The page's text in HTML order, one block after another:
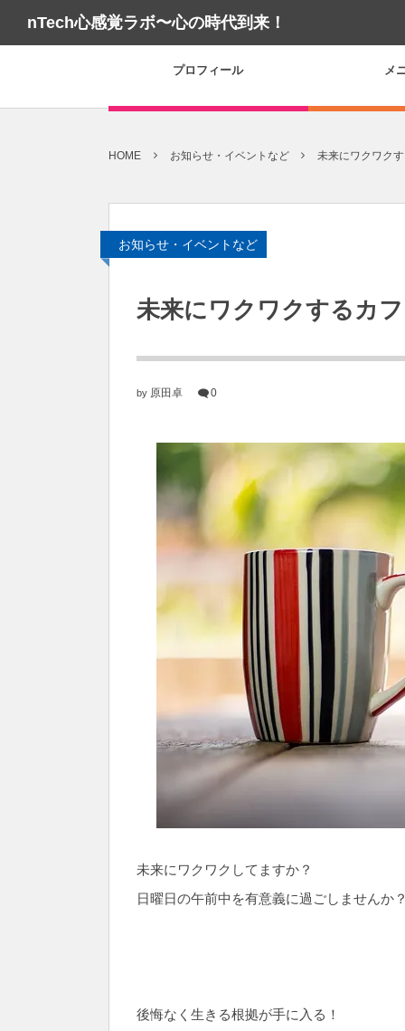
nTech心感覚ラボ〜心の時代到来！
プロフィール メ
HOME お知らせ・イベントなど 未来にワクワク
お知らせ・イベントなど
未来にワクワクするカ
by 原田卓 0
未来にワクワクしてますか？
日曜日の午前中を有意義に過ごしませんか
後悔なく生きる根拠が手に入る！